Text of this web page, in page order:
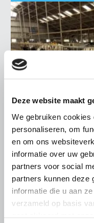
Deze website maakt
We gebruiken
personaliseren, om
en om ons
informatie over uw
partners voor social
partners kunnen deze
informatie die u aan
verzameld op basis
LTO LOBBY
6 AUGUSTUS 2026
Kamerlid
bezoekt